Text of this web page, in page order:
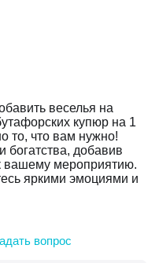
веселья на
купюр на 1
то, что вам нужно!
добавив
вашему мероприятию.
яркими эмоциями и
вопрос